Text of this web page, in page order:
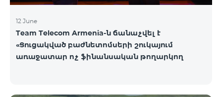
12 June
Team Telecom Armenia-ն ճանաչվել է
«Ցուցակված բաժնետոմսերի շուկայում
առաջատար ոչ ֆինանսական թողարկող